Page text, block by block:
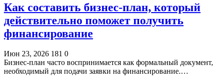
Как составить бизнес-план, который
действительно поможет получить
финансирование
Июн 23, 2026 181 0
Бизнес-план часто воспринимается как формальный документ,
необходимый для подачи заявки на финансирование.…